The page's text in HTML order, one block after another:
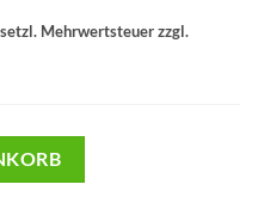
Mehrwertsteuer zzgl.